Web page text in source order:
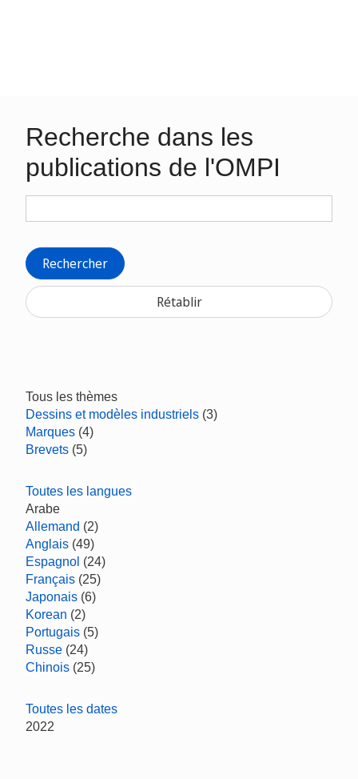
Recherche dans les
publications de l'OMPI
Rechercher
Rétablir
Tous les thèmes
Dessins et modèles industriels (3)
Marques (4)
Brevets (5)
Toutes les langues
Arabe
Allemand (2)
Anglais (49)
Espagnol (24)
Français (25)
Japonais (6)
Korean (2)
Portugais (5)
Russe (24)
Chinois (25)
Toutes les dates
2022